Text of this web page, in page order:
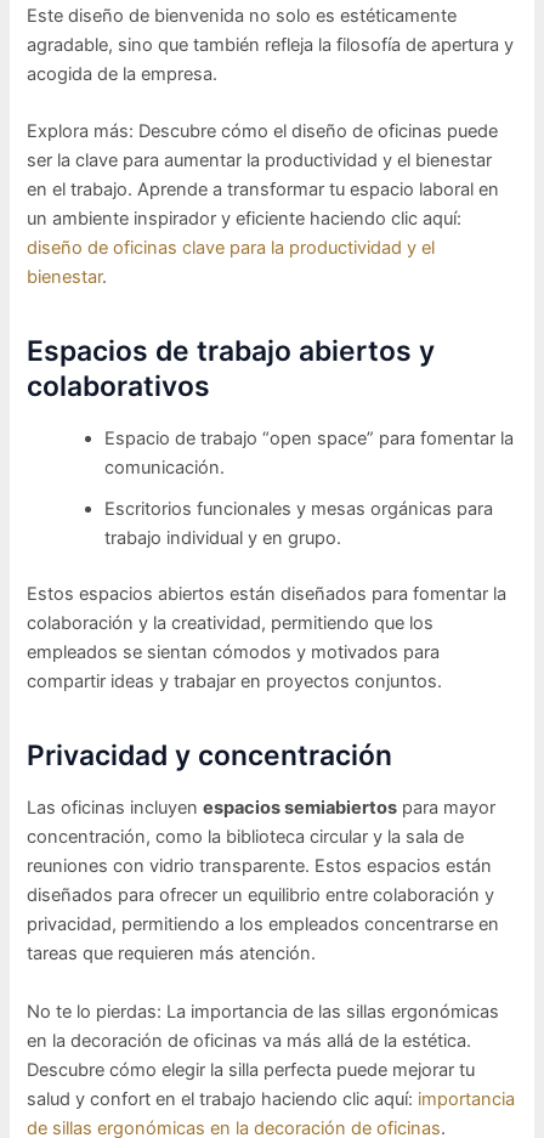
Este diseño de bienvenida no solo es estéticamente
agradable, sino que también refleja la filosofía de apertura y
acogida de la empresa.
Explora más: Descubre cómo el diseño de oficinas puede
ser la clave para aumentar la productividad y el bienestar
en el trabajo. Aprende a transformar tu espacio laboral en
un ambiente inspirador y eficiente haciendo clic aquí:
diseño de oficinas clave para la productividad y el
bienestar.
Espacios de trabajo abiertos y
colaborativos
Espacio de trabajo “open space” para fomentar la
comunicación.
Escritorios funcionales y mesas orgánicas para
trabajo individual y en grupo.
Estos espacios abiertos están diseñados para fomentar la
colaboración y la creatividad, permitiendo que los
empleados se sientan cómodos y motivados para
compartir ideas y trabajar en proyectos conjuntos.
Privacidad y concentración
Las oficinas incluyenespacios semiabiertos para mayor
concentración, como la biblioteca circular y la sala de
reuniones con vidrio transparente. Estos espacios están
diseñados para ofrecer un equilibrio entre colaboración y
privacidad, permitiendo a los empleados concentrarse en
tareas que requieren más atención.
No te lo pierdas: La importancia de las sillas ergonómicas
en la decoración de oficinas va más allá de la estética.
Descubre cómo elegir la silla perfecta puede mejorar tu
salud y confort en el trabajo haciendo clic aquí: importancia
de sillas ergonómicas en la decoración de oficinas.